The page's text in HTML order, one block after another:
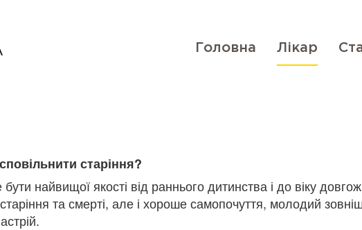
Головна Лікар
старіння?
найвищої якості від раннього дитинства і до віку
та смерті, але і хороше самопочуття, молодий